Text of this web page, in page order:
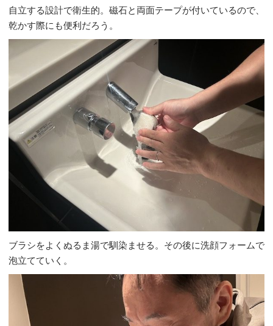
自立する設計で衛生的。磁石と両面テープが付いているので、
乾かす際にも便利だろう。
ブラシをよくぬるま湯で馴染ませる。その後に洗顔フォームで
泡立てていく。